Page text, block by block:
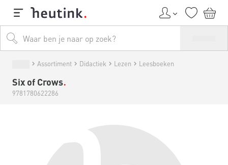
Assortiment Didactiek Lezen Leesboeken
Six of Crows
9781780622286